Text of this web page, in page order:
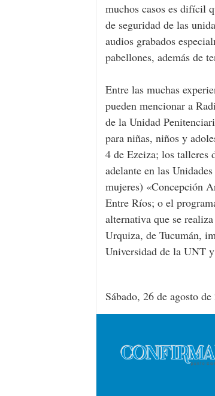
muchos casos es difícil
de seguridad de las
audios grabados
pabellones, además de
Entre las muchas
pueden mencionar a
de la Unidad
para niñas, niños y
4 de Ezeiza; los talleres
adelante en las
mujeres) «Concepción
Entre Ríos; o el
alternativa que se
Urquiza, de Tucumán,
Universidad de la UNT
Sábado, 26 de agosto de